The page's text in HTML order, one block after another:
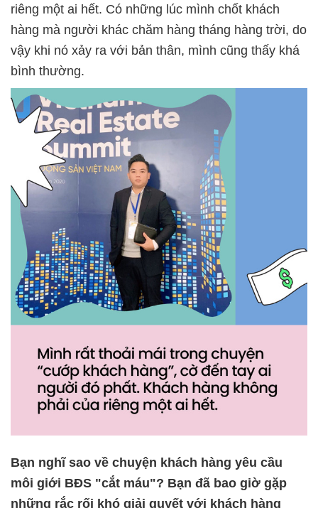
riêng một ai hết. Có những lúc mình chốt khách
hàng mà người khác chăm hàng tháng hàng trời, do
vậy khi nó xảy ra với bản thân, mình cũng thấy khá
bình thường.
Bạn nghĩ sao về chuyện khách hàng yêu cầu
môi giới BĐS "cắt máu"? Bạn đã bao giờ gặp
những rắc rối khó giải quyết với khách hàng